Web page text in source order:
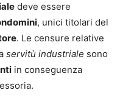
deve essere
, unici titolari del
. Le censure relative
servitù industriale sono
in conseguenza